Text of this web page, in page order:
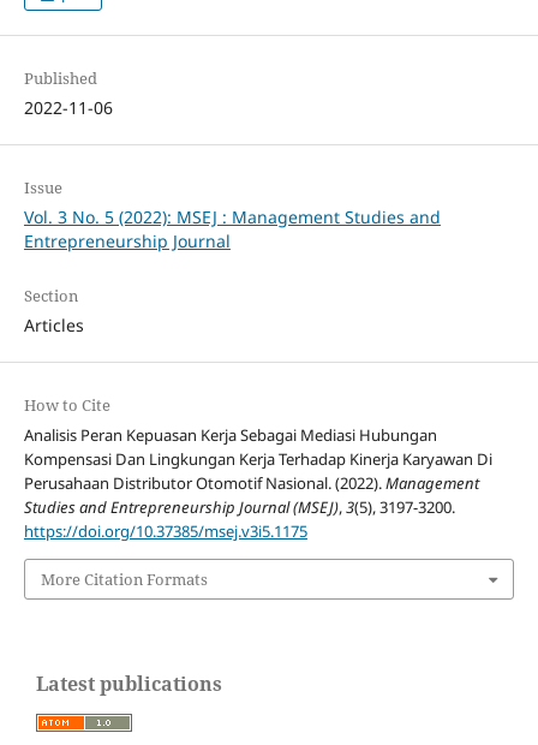
Published
2022-11-06
Issue
Vol. 3 No. 5 (2022): MSEJ : Management Studies and
Entrepreneurship Journal
Section
Articles
How to Cite
Analisis Peran Kepuasan Kerja Sebagai Mediasi Hubungan
Kompensasi Dan Lingkungan Kerja Terhadap Kinerja Karyawan Di
Perusahaan Distributor Otomotif Nasional. (2022).Management
Studies and Entrepreneurship Journal (MSEJ),3(5), 3197-3200.
https://doi.org/10.37385/msej.v3i5.1175
More Citation Formats
Latest publications